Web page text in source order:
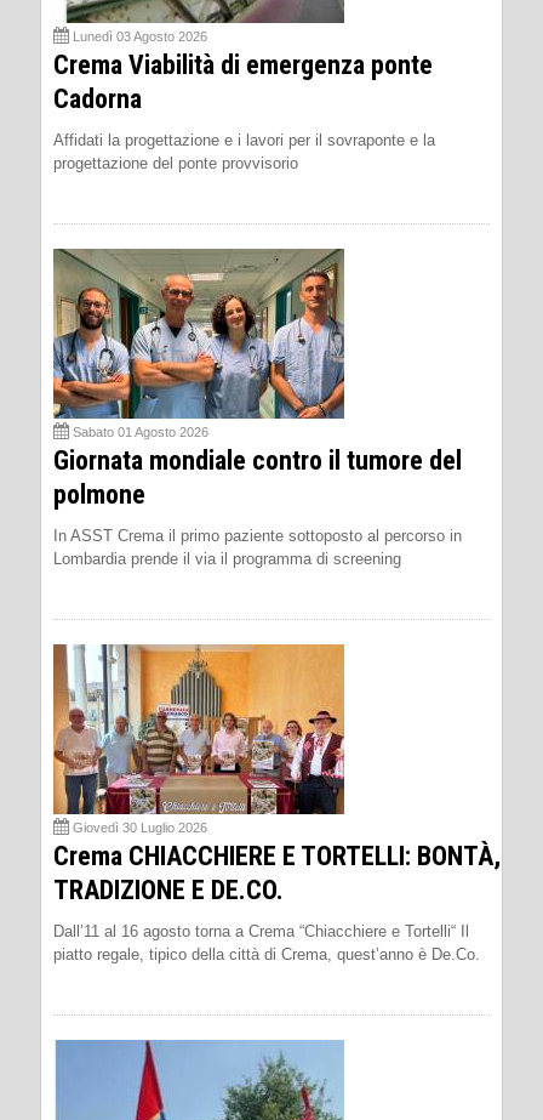
Lunedì 03 Agosto 2026
Crema Viabilità di emergenza ponte
Cadorna
Affidati la progettazione e i lavori per il sovraponte e la
progettazione del ponte provvisorio
Sabato 01 Agosto 2026
Giornata mondiale contro il tumore del
polmone
In ASST Crema il primo paziente sottoposto al percorso in
Lombardia prende il via il programma di screening
Giovedì 30 Luglio 2026
Crema CHIACCHIERE E TORTELLI: BONTÀ,
TRADIZIONE E DE.CO.
Dall’11 al 16 agosto torna a Crema “Chiacchiere e Tortelli“ Il
piatto regale, tipico della città di Crema, quest’anno è De.Co.